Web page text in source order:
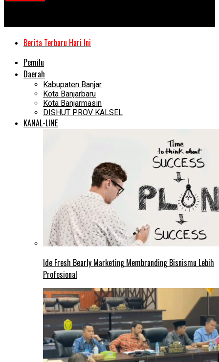
Berita Terbaru Hari Ini
Pemilu
Daerah
Kabupaten Banjar
Kota Banjarbaru
Kota Banjarmasin
DISHUT PROV KALSEL
KANAL-LINE
Ide Fresh Bearly Marketing Membranding Bisnismu Lebih
Profesional